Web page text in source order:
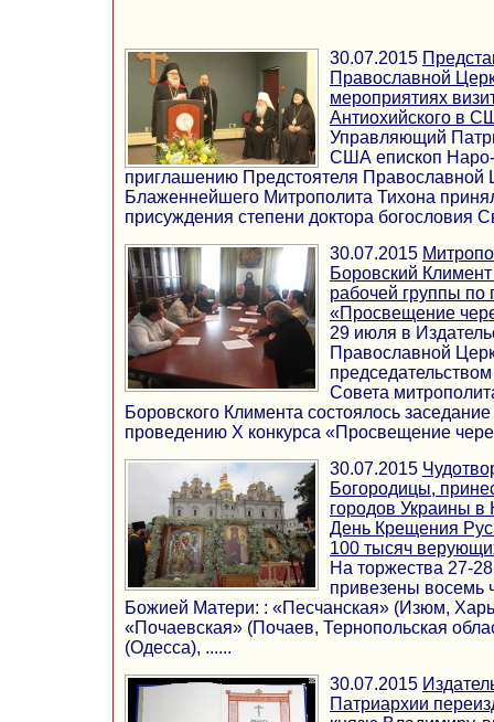
30.07.2015
Православной
мероприятиях
Антиохийского в
Управляющий
США епископ
приглашению Предстоятеля Православной
Блаженнейшего Митрополита Тихона
присуждения степени доктора богословия
30.07.2015
Боровский
рабочей группы по
«Просвещение
29 июля в
Православной
Совета
Боровского Климента состоялось
проведению Х конкурса «Просвещение
30.07.2015
Богородицы,
городов Украины в
День Крещения
100 тысяч
На торжества 27-
привезены восемь
Божией Матери: : «Песчанская» (Изюм,
«Почаевская» (Почаев, Тернопольская
(Одесса), ......
30.07.2015
Патриархии